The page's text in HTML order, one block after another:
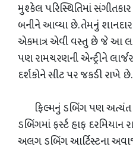
મુશ્કેલ પરિસ્થિતિમાં
બનીને આવ્યા છે. તેમનું
એકમાત્ર એવી વસ્તુ છે જે આ
પણ રામચરણની એન્ટ્રીને
દર્શકોને સીટ પર જકડી રાખે છે.
ફિલ્મનું ડબિંગ પણ અત્યંત
ડબિંગમાં ફર્સ્ટ હાફ
અલગ ડબિંગ આર્ટિસ્ટના